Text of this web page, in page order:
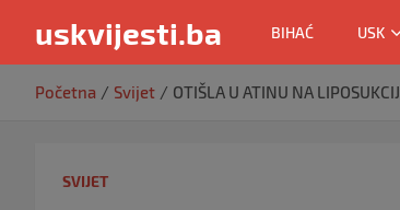
uskvijesti.ba BIHAĆ USK
Početna Svijet OTIŠLA U ATINU NA
SVIJET